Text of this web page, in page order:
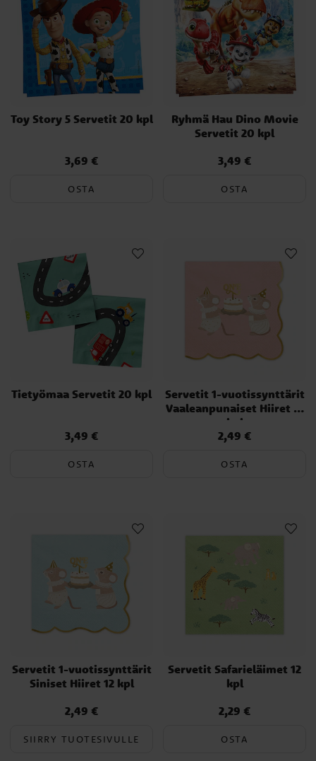
Toy Story 5 Servetit 20 kpl
Hinta:3,69 €
3,69 €
OSTA
Ryhmä Hau Dino Movie
Servetit 20 kpl
Hinta:3,49 €
3,49 €
OSTA
Tietyömaa Servetit 20 kpl
Hinta:3,49 €
3,49 €
OSTA
Servetit 1-vuotissynttärit
Vaaleanpunaiset Hiiret 12
kpl
Hinta:2,49 €
2,49 €
OSTA
Servetit 1-vuotissynttärit
Siniset Hiiret 12 kpl
Hinta:2,49 €
2,49 €
SIIRRY TUOTESIVULLE
Servetit Safarieläimet 12
kpl
Hinta:2,29 €
2,29 €
OSTA